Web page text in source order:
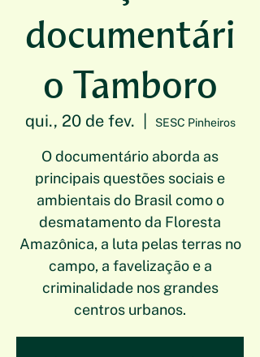
documentári
o Tamboro
qui., 20 de fev. SESC Pinheiros
O documentário aborda as
principais questões sociais e
ambientais do Brasil como o
desmatamento da Floresta
Amazônica, a luta pelas terras no
campo, a favelização e a
criminalidade nos grandes
centros urbanos.